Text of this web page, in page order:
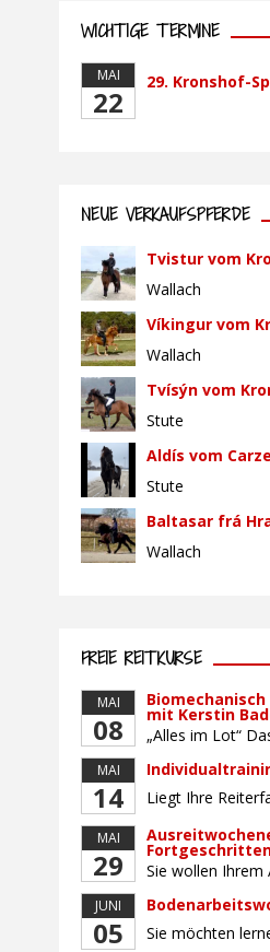
WICHTIGE TERMINE
MAI
22
29. Kronshof-
NEUE VERKAUFSPFERDE
Tvistur vom
Wallach
Víkingur vom
Wallach
Tvísýn vom
Stute
Aldís vom
Stute
Baltasar frá
Wallach
FREIE REITKURSE
MAI
08
mit Kerstin
MAI
14
MAI
29
JUNI
05